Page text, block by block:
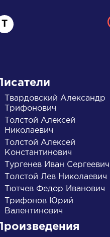
А Б В
Т
Писатели
Твардовский Александр
Трифонович
Толстой Алексей
Николаевич
Толстой Алексей
Константинович
Тургенев Иван Сергеевич
Толстой Лев Николаевич
Тютчев Федор Иванович
Трифонов Юрий
Валентинович
Произведения